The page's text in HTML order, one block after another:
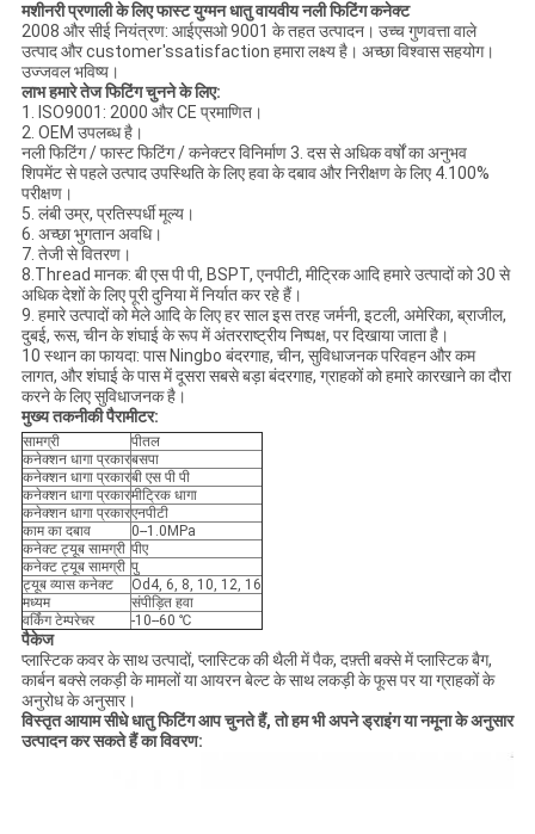
मशीनरी प्रणाली के लिए फास्ट युग्मन धातु वायवीय नली फिटिंग कनेक्ट
2008 और सीई नियंत्रण: आईएसओ 9001 के तहत उत्पादन। उच्च गुणवत्ता वाले
उत्पाद और customer'ssatisfaction हमारा लक्ष्य है। अच्छा विश्वास सहयोग।
उज्जवल भविष्य।
लाभ हमारे तेज फिटिंग चुनने के लिए:
1. ISO9001: 2000 और CE प्रमाणित।
2. OEM उपलब्ध है।
नली फिटिंग / फास्ट फिटिंग / कनेक्टर विनिर्माण 3. दस से अधिक वर्षों का अनुभव
शिपमेंट से पहले उत्पाद उपस्थिति के लिए हवा के दबाव और निरीक्षण के लिए 4.100%
परीक्षण।
5. लंबी उम्र, प्रतिस्पर्धी मूल्य।
6. अच्छा भुगतान अवधि।
7. तेजी से वितरण।
8.Thread मानक: बी एस पी पी, BSPT, एनपीटी, मीट्रिक आदि हमारे उत्पादों को 30 से
अधिक देशों के लिए पूरी दुनिया में निर्यात कर रहे हैं।
9. हमारे उत्पादों को मेले आदि के लिए हर साल इस तरह जर्मनी, इटली, अमेरिका, ब्राजील,
दुबई, रूस, चीन के शंघाई के रूप में अंतरराष्ट्रीय निष्पक्ष, पर दिखाया जाता है।
10 स्थान का फायदा: पास Ningbo बंदरगाह, चीन, सुविधाजनक परिवहन और कम
लागत, और शंघाई के पास में दूसरा सबसे बड़ा बंदरगाह, ग्राहकों को हमारे कारखाने का दौरा
करने के लिए सुविधाजनक है।
मुख्य तकनीकी पैरामीटर:
सामग्री
पीतल
कनेक्शन धागा प्रकारबसपा
कनेक्शन धागा प्रकारबी एस पी पी
कनेक्शन धागा प्रकारमीट्रिक धागा
कनेक्शन धागा प्रकारएनपीटी
काम का दबाव
0--1.0MPa
कनेक्ट ट्यूब सामग्री पीए
कनेक्ट ट्यूब सामग्री पु
ट्यूब व्यास कनेक्ट
Od4, 6, 8, 10, 12, 16
मध्यम
संपीड़ित हवा
वर्किंग टेम्परेचर
-10--60 ℃
पैकेज
प्लास्टिक कवर के साथ उत्पादों, प्लास्टिक की थैली में पैक, दफ़्ती बक्से में प्लास्टिक बैग,
कार्बन बक्से लकड़ी के मामलों या आयरन बेल्ट के साथ लकड़ी के फूस पर या ग्राहकों के
अनुरोध के अनुसार।
विस्तृत आयाम सीधे धातु फिटिंग आप चुनते हैं, तो हम भी अपने ड्राइंग या नमूना के अनुसार
उत्पादन कर सकते हैं का विवरण: